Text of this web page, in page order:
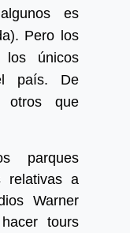
es
Pero los
los únicos
país. De
otros que
parques
relativas a
Warner
tours